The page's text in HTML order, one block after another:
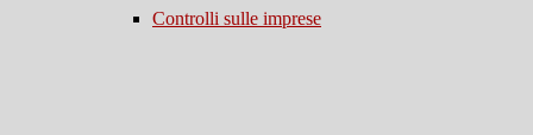
Controlli sulle imprese